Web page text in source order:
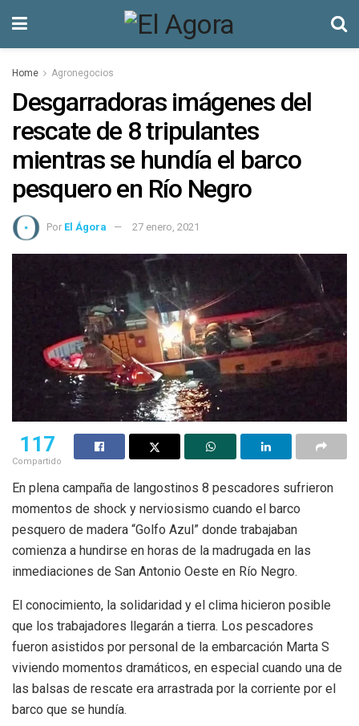
Home Agronegocios
Desgarradoras imágenes del
rescate de 8 tripulantes
mientras se hundía el barco
pesquero en Río Negro
Por El Ágora 27 enero, 2021
117
Compartido
En plena campaña de langostinos 8 pescadores sufrieron
momentos de shock y nerviosismo cuando el barco
pesquero de madera “Golfo Azul” donde trabajaban
comienza a hundirse en horas de la madrugada en las
inmediaciones de San Antonio Oeste en Río Negro.
El conocimiento, la solidaridad y el clima hicieron posible
que los trabajadores llegarán a tierra. Los pescadores
fueron asistidos por personal de la embarcación Marta S
viviendo momentos dramáticos, en especial cuando una de
las balsas de rescate era arrastrada por la corriente por el
barco que se hundía.